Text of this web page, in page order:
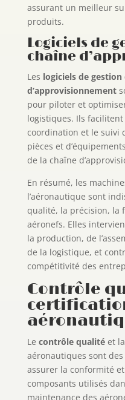
assurant un meilleur
produits.
Logiciels de
chaîne
Les logiciels de gestion
d’approvisionnement
pour piloter et
logistiques. Ils
coordination et le suivi
pièces et
de la chaîne
En résumé, les
l’aéronautique sont
qualité, la précision, la
aéronefs. Elles
la production, de
de la logistique, et
compétitivité des
Contrôle
Le contrôle qualitéet la
aéronautiques sont
assurer la conformité
composants utilisés
maintenance des